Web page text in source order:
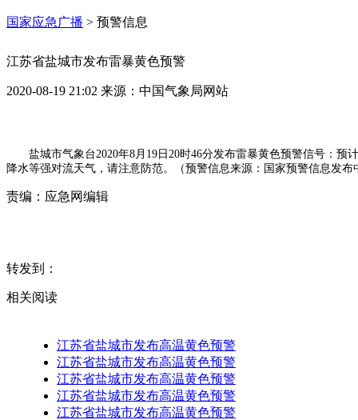
国家应急广播 > 预警信息
江苏省盐城市发布雷暴黄色预警
2020-08-19 21:02 来源： 中国气象局网站
盐城市气象台2020年8月19日20时46分发布雷暴黄色预警信号：
降水等强对流天气，请注意防范。（预警信息来源：国家预警信息发布
责编： 应急网编辑
转发到：
相关阅读
江苏省盐城市发布高温黄色预警
江苏省盐城市发布高温黄色预警
江苏省盐城市发布高温黄色预警
江苏省盐城市发布高温黄色预警
江苏省盐城市发布高温黄色预警